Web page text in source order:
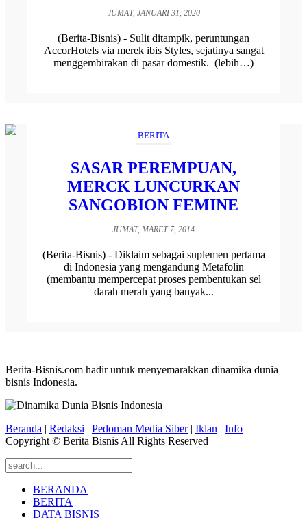
JUMAT, JANUARI 31, 2020
(Berita-Bisnis) - Sulit ditampik, peruntungan
AccorHotels via merek ibis Styles, sejatinya sangat
menggembirakan di pasar domestik. (lebih…)
BERITA
SASAR PEREMPUAN,
MERCK LUNCURKAN
SANGOBION FEMINE
JUMAT, MARET 7, 2014
(Berita-Bisnis) - Diklaim sebagai suplemen pertama
di Indonesia yang mengandung Metafolin
(membantu mempercepat proses pembentukan sel
darah merah yang banyak...
Berita-Bisnis.com hadir untuk menyemarakkan dinamika dunia
bisnis Indonesia.
Beranda | Redaksi | Pedoman Media Siber| Iklan | Info
Copyright © Berita Bisnis All Rights Reserved
BERANDA
BERITA
DATA BISNIS